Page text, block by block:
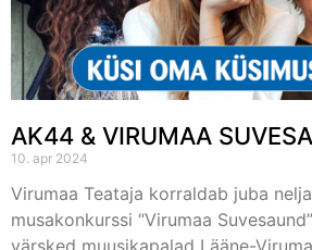
AK44 & VIRUMAA
10. apr 2024
Virumaa Teataja korraldab juba
musakonkurssi “Virumaa